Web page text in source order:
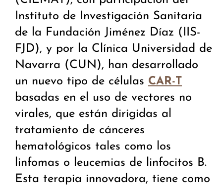
Instituto de Investigación Sanitaria
de la Fundación Jiménez Díaz (IIS-
FJD), y por la Clínica Universidad de
Navarra (CUN), han desarrollado
un nuevo tipo de células CAR-T
basadas en el uso de vectores no
virales, que están dirigidas al
tratamiento de cánceres
hematológicos tales como los
linfomas o leucemias de linfocitos B.
Esta terapia innovadora, tiene como